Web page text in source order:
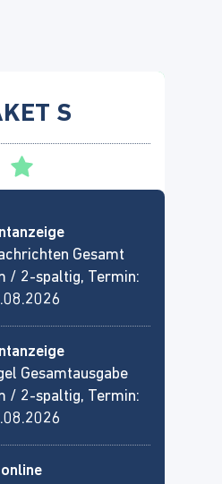
S
Gesamt
/ 2-spaltig, Termin:
Gesamtausgabe
/ 2-spaltig, Termin:
online